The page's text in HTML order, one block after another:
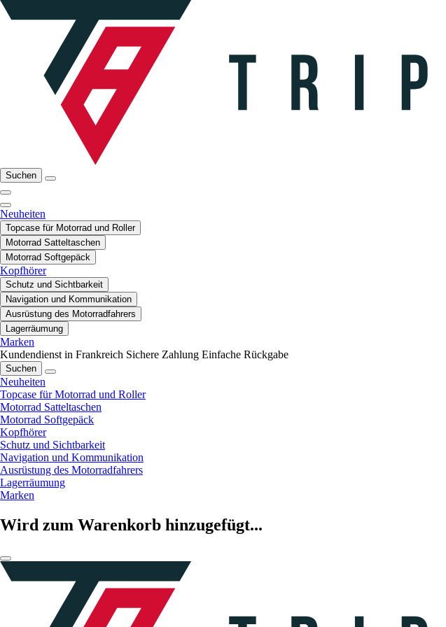
Suchen
Neuheiten
Topcase für Motorrad und Roller
Motorrad Satteltaschen
Motorrad Softgepäck
Kopfhörer
Schutz und Sichtbarkeit
Navigation und Kommunikation
Ausrüstung des Motorradfahrers
Lagerräumung
Marken
Kundendienst in Frankreich Sichere Zahlung Einfache Rückgabe
Suchen
Neuheiten
Topcase für Motorrad und Roller
Motorrad Satteltaschen
Motorrad Softgepäck
Kopfhörer
Schutz und Sichtbarkeit
Navigation und Kommunikation
Ausrüstung des Motorradfahrers
Lagerräumung
Marken
Wird zum Warenkorb hinzugefügt...